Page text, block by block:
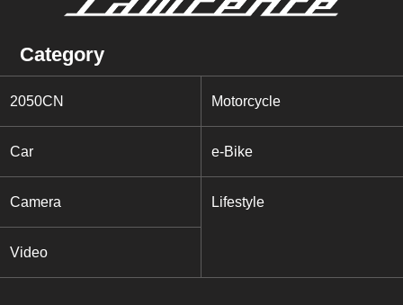
Category
2050CN Motorcycle
Car e-Bike
Camera Lifestyle
Video